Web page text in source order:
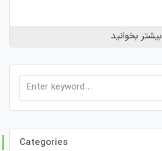
بیشتر بخوانید
Search
Categories